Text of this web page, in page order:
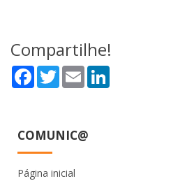
Compartilhe!
Facebook
TwitterEmail
COMUNIC@
Página inicial